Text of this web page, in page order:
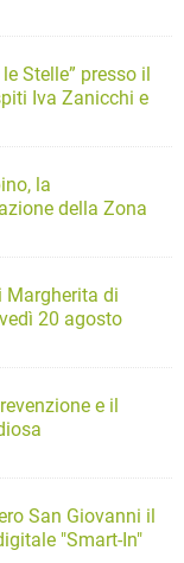
Stelle” presso il
Iva Zanicchi e
la
della Zona
Margherita di
20 agosto
e il
San Giovanni il
"Smart-In"